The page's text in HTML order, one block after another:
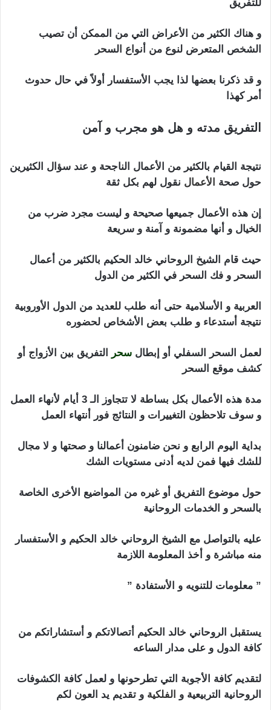
للتفريق
و هناك الكثير من الأعراض التي من الممكن أن تصيب
الشخص المتعرض لنوع من أنواع السحر
و قد ذكرنا بعضها لذا يجب الأستفسار أولاً في حال حدوث
أمر كهذا
التفريق مدته و هل هو مجرب و آمن
نتيجة القيام بالكثير من الأعمال الناجحة و عند سؤال الكثيرين
حول صحة
الأعمال نقول لهم بكل ثقة
إن هذه الأعمال جميعها صحيحة و ليست مجرد ضرب من
الخيال و أنها مضمونة و آمنة و سريعة
حيث قام الشيخ الروحاني خالد الحكيم بالكثير من أعمال
السحر و فك السحر في الكثير من الدول
العربية و الأسلامية حتى أنه طلب للعديد من الدول الأوروبية
نتيجة أستدعاء و طلب بعض الأشخاص لحضوره
لعمل السحر السفلي أو إبطال سحر
التفريق بين الأزواج أو
كشف موقع السحر
مدة هذه الأعمال بكل بساطة لا تتجاوز الـ 3 أيام لأنهاء العمل
و سوف تلاحظون التغييرات و النتائج فور أنتهاء العمل
بداية اليوم الرابع و نحن ضامنون أعمالنا و صحتها و لا مجال
للشك فيها فمن لديه أدنى مستويات الشك
حول موضوع التفريق أو غيره من المواضيع الأخرى الخاصة
بالسحر و الخدمات الروحانية
عليه بالتواصل مع الشيخ الروحاني خالد الحكيم و الأستفسار
منه مباشرة و أخذ المعلومة اللازمة
” معلومات للتنويه و الأستفادة ”
يستقبل الروحاني خالد الحكيم أتصالاتكم و أستشاراتكم من
كافة الدول و على مدار الساعه
لتقديم كافة الأجوبة التي تطرحونها و لعمل كافة الكشوفات
الروحانية التربيعية و الفلكية و تقديم يد العون لكم